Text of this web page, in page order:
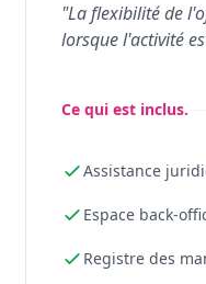
"La flexibilité de
lorsque l'activité
Ce qui est inclus.
Assistance
Espace back-
Registre des